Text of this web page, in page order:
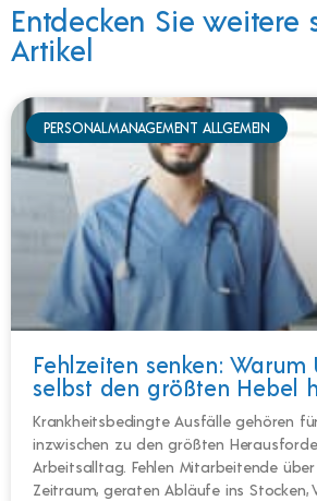
Entdecken Sie weitere
Artikel
PERSONALMANAGEMENT ALLGEMEIN
Fehlzeiten senken: Warum
selbst den größten Hebel
Krankheitsbedingte Ausfälle gehören
inzwischen zu den größten
Arbeitsalltag. Fehlen Mitarbeitende
Zeitraum, geraten Abläufe ins Stocken,